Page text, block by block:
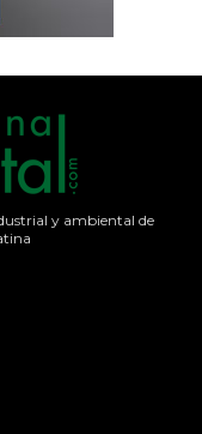
y ambiental de